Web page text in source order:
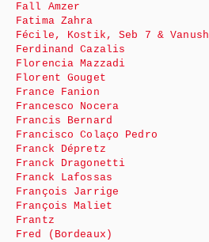
Fall Amzer
Fatima Zahra
Fécile, Kostik, Seb 7 & Vanush
Ferdinand Cazalis
Florencia Mazzadi
Florent Gouget
France Fanion
Francesco Nocera
Francis Bernard
Francisco Colaço Pedro
Franck Dépretz
Franck Dragonetti
Franck Lafossas
François Jarrige
François Maliet
Frantz
Fred (Bordeaux)